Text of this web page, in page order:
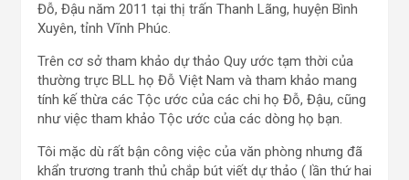
Đỗ, Đậu năm 2011 tại thị trấn Thanh Lãng, huyện Bình
Xuyên, tỉnh Vĩnh Phúc.
Trên cơ sở tham khảo dự thảo Quy ước tạm thời của
thường trực BLL họ Đỗ Việt Nam và tham khảo mang
tính kế thừa các Tộc ước của các chi họ Đỗ, Đậu, cũng
như việc tham khảo Tộc ước của các dòng họ bạn.
Tôi mặc dù rất bận công việc của văn phòng nhưng đã
khẩn trương tranh thủ chắp bút viết dự thảo ( lần thứ hai